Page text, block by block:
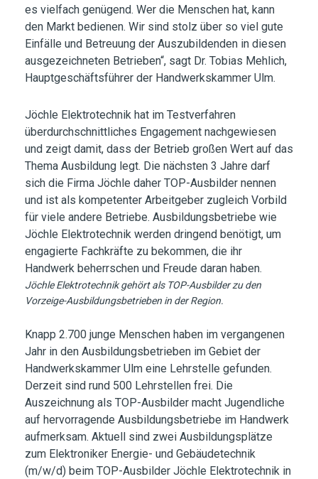
es vielfach genügend. Wer die Menschen hat, kann
den Markt bedienen. Wir sind stolz über so viel gute
Einfälle und Betreuung der Auszubildenden in diesen
ausgezeichneten Betrieben“, sagt Dr. Tobias Mehlich,
Hauptgeschäftsführer der Handwerkskammer Ulm.
Jöchle Elektrotechnik hat im Testverfahren
überdurchschnittliches Engagement nachgewiesen
und zeigt damit, dass der Betrieb großen Wert auf das
Thema Ausbildung legt. Die nächsten 3 Jahre darf
sich die Firma Jöchle daher TOP-Ausbilder nennen
und ist als kompetenter Arbeitgeber zugleich Vorbild
für viele andere Betriebe. Ausbildungsbetriebe wie
Jöchle Elektrotechnik werden dringend benötigt, um
engagierte Fachkräfte zu bekommen, die ihr
Handwerk beherrschen und Freude daran haben.
Jöchle Elektrotechnik gehört als TOP-Ausbilder zu den
Vorzeige-Ausbildungsbetrieben in der Region.
Knapp 2.700 junge Menschen haben im vergangenen
Jahr in den Ausbildungsbetrieben im Gebiet der
Handwerkskammer Ulm eine Lehrstelle gefunden.
Derzeit sind rund 500 Lehrstellen frei. Die
Auszeichnung als TOP-Ausbilder macht Jugendliche
auf hervorragende Ausbildungsbetriebe im Handwerk
aufmerksam. Aktuell sind zwei Ausbildungsplätze
zum Elektroniker Energie- und Gebäudetechnik
(m/w/d) beim TOP-Ausbilder Jöchle Elektrotechnik in